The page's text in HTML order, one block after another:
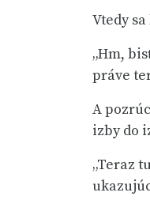
Vtedy
„Hm,
práve
A
izby do
„Teraz